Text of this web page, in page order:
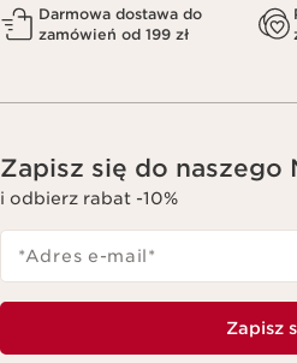
Darmowa dostawa do
zamówień od 199 zł
Zapisz się do naszego
i odbierz rabat -10%
*Adres e-mail*
Zapisz